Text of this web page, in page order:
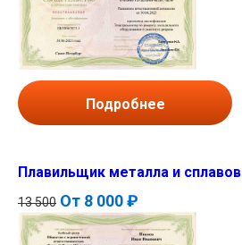
Подробнее
Плавильщик металла и сплавов
13 500 От 8 000 ₽